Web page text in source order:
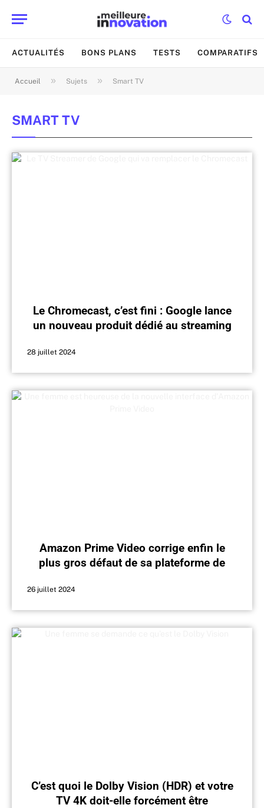
ACTUALITÉS BONS PLANS TESTS COMPARATIFS
Accueil » Sujets » Smart TV
SMART TV
Le Chromecast, c’est fini : Google lance
un nouveau produit dédié au streaming
28 juillet 2024
Amazon Prime Video corrige enfin le
plus gros défaut de sa plateforme de
26 juillet 2024
C’est quoi le Dolby Vision (HDR) et votre
TV 4K doit-elle forcément être